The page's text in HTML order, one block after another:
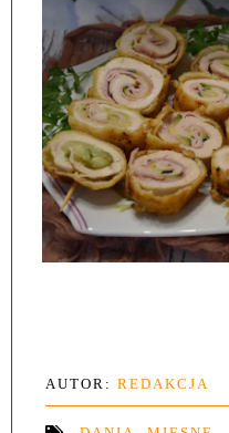
AUTOR: REDAKCJA